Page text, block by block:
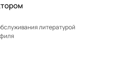
литературой